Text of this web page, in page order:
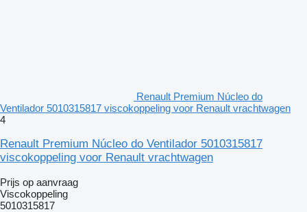
Renault Premium Núcleo do
Ventilador 5010315817 viscokoppeling voor Renault vrachtwagen
4
Renault Premium Núcleo do Ventilador 5010315817
viscokoppeling voor Renault vrachtwagen
Prijs op aanvraag
Viscokoppeling
5010315817